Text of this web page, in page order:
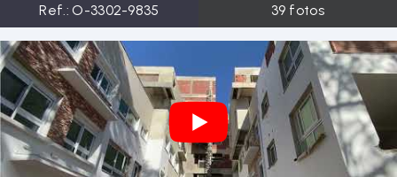
Ref.:O-3302-9835 39 fotos